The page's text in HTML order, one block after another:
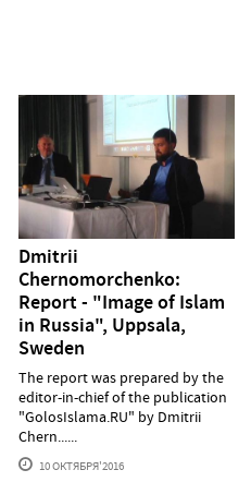
Dmitrii
Chernomorchenko:
Report - "Image of Islam
in Russia", Uppsala,
Sweden
The report was prepared by the
editor-in-chief of the publication
"GolosIslama.RU" by Dmitrii
Chern......
10 ОКТЯБРЯ'2016